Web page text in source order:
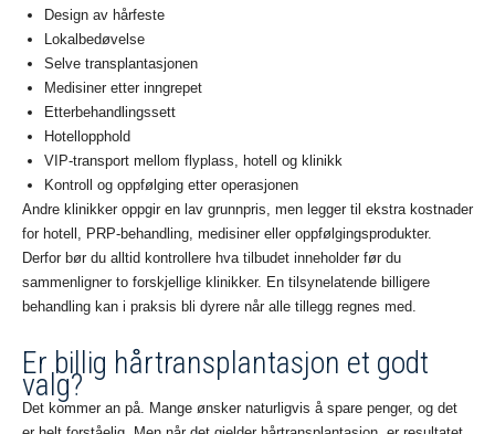
Design av hårfeste
Lokalbedøvelse
Selve transplantasjonen
Medisiner etter inngrepet
Etterbehandlingssett
Hotellopphold
VIP-transport mellom flyplass, hotell og klinikk
Kontroll og oppfølging etter operasjonen
Andre klinikker oppgir en lav grunnpris, men legger til ekstra kostnader
for hotell, PRP-behandling, medisiner eller oppfølgingsprodukter.
Derfor bør du alltid kontrollere hva tilbudet inneholder før du
sammenligner to forskjellige klinikker. En tilsynelatende billigere
behandling kan i praksis bli dyrere når alle tillegg regnes med.
Er billig hårtransplantasjon et godt
valg?
Det kommer an på. Mange ønsker naturligvis å spare penger, og det